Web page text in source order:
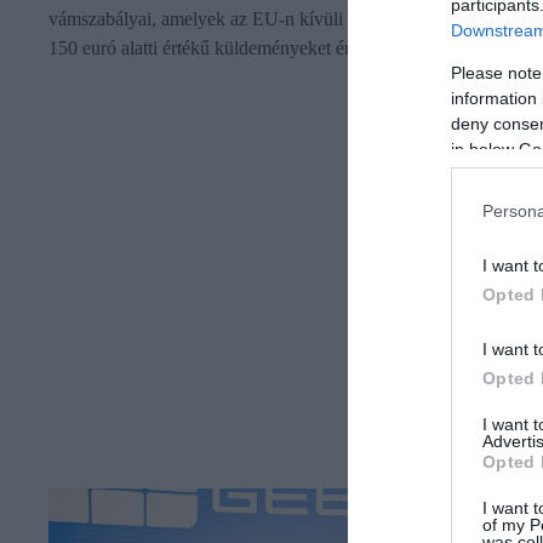
Please
information
deny
in below
I want
Opted
I want
Opted
I want
Opted
I want
of my
vámszabályai, amelyek az EU-n kívüli webáruházakból rendelt,
150 euró alatti értékű küldeményeket érintik.